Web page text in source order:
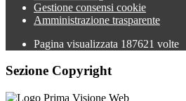
Gestione consensi cookie
Amministrazione trasparente
Pagina visualizzata 187621 volte
Sezione Copyright